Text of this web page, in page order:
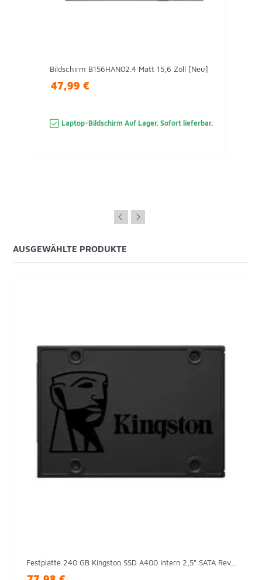
Bildschirm B156HAN02.4 Matt 15,6 Zoll [Neu]
47,99 €
Laptop-Bildschirm Auf Lager. Sofort lieferbar.
AUSGEWÄHLTE PRODUKTE
Festplatte 240 GB Kingston SSD A400 Intern 2,5" SATA Rev...